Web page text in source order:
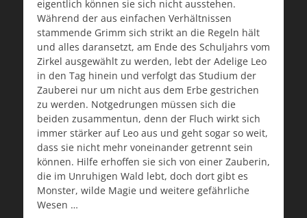
eigentlich können sie sich nicht ausstehen.
Während der aus einfachen Verhältnissen
stammende Grimm sich strikt an die Regeln hält
und alles daransetzt, am Ende des Schuljahrs vom
Zirkel ausgewählt zu werden, lebt der Adelige Leo
in den Tag hinein und verfolgt das Studium der
Zauberei nur um nicht aus dem Erbe gestrichen
zu werden. Notgedrungen müssen sich die
beiden zusammentun, denn der Fluch wirkt sich
immer stärker auf Leo aus und geht sogar so weit,
dass sie nicht mehr voneinander getrennt sein
können. Hilfe erhoffen sie sich von einer Zauberin,
die im Unruhigen Wald lebt, doch dort gibt es
Monster, wilde Magie und weitere gefährliche
Wesen …